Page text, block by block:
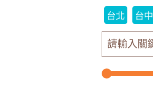
台北 台中